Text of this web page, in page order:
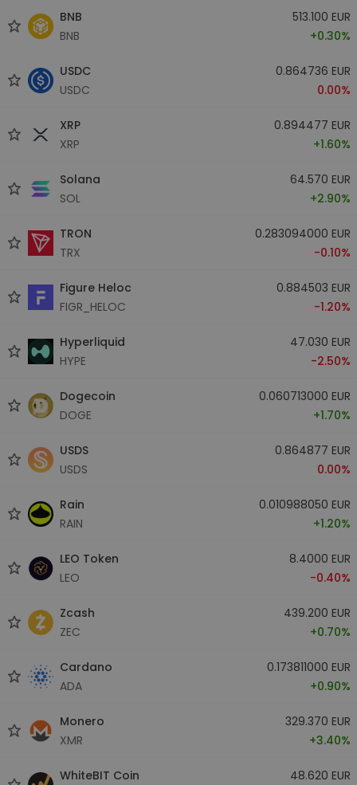
BNB
BNB
513.100 EUR
+0.30%
USDC
USDC
0.864736 EUR
0.00%
XRP
XRP
0.894477 EUR
+1.60%
Solana
SOL
64.570 EUR
+2.90%
TRON
TRX
0.283094000 EUR
-0.10%
Figure Heloc
FIGR_HELOC
0.884503 EUR
-1.20%
Hyperliquid
HYPE
47.030 EUR
-2.50%
Dogecoin
DOGE
0.060713000 EUR
+1.70%
USDS
USDS
0.864877 EUR
0.00%
Rain
RAIN
0.010988050 EUR
+1.20%
LEO Token
LEO
8.4000 EUR
-0.40%
Zcash
ZEC
439.200 EUR
+0.70%
Cardano
ADA
0.173811000 EUR
+0.90%
Monero
XMR
329.370 EUR
+3.40%
WhiteBIT Coin
48.620 EUR